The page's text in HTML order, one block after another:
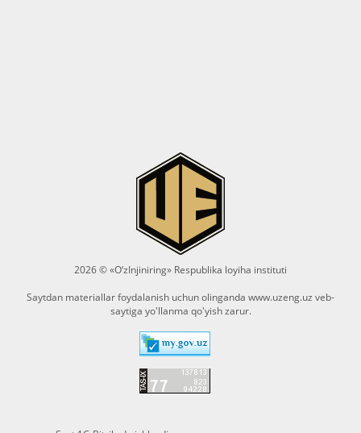
2026 © «O‘zInjiniring» Respublika loyiha instituti
Saytdan materiallar foydalanish uchun olinganda www.uzeng.uz veb-
saytiga yo'llanma qo'yish zarur.